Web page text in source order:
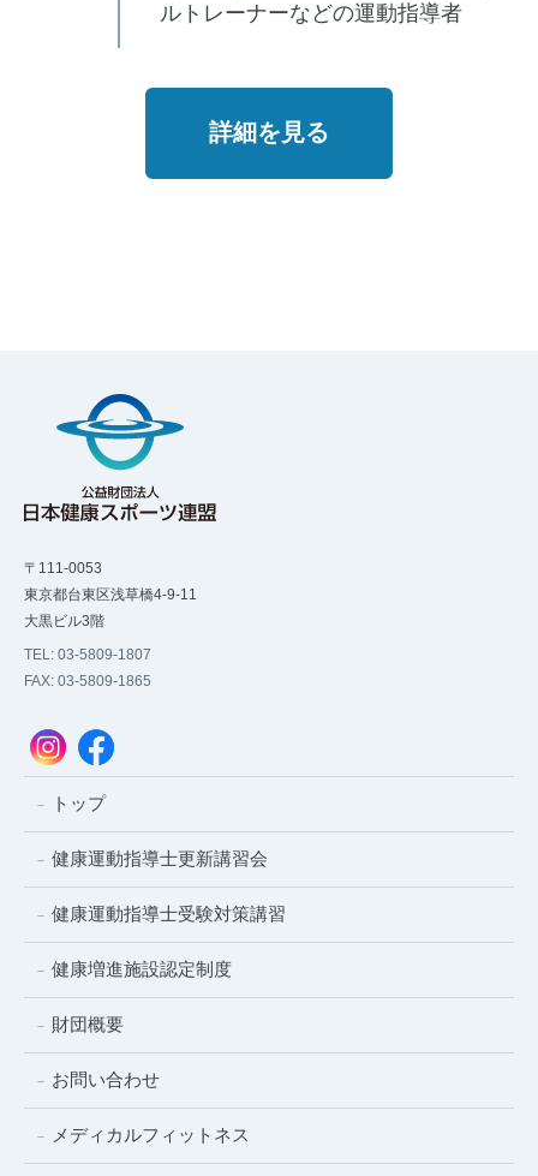
ルトレーナーなどの運動指導者
詳細を見る
〒111-0053
東京都台東区浅草橋4-9-11
大黒ビル3階
TEL: 03-5809-1807
FAX: 03-5809-1865
トップ
健康運動指導士更新講習会
健康運動指導士受験対策講習
健康増進施設認定制度
財団概要
お問い合わせ
メディカルフィットネス